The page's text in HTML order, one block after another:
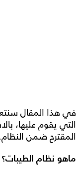
في هذا المقال
التي يقوم عليها،
المقترح ضمن النظام.
ماهو نظام الطيبات؟